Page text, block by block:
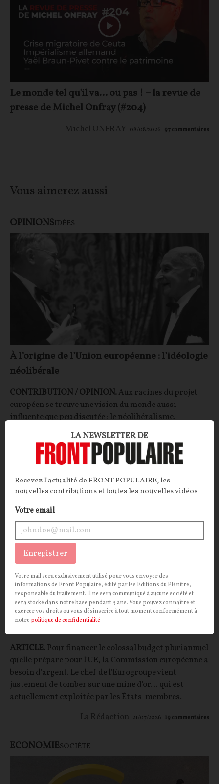
Le monde tel qu'il va… ou pas ! – la revue de
presse de Michel Onfray (#204)
Michel ONFRAY 08/08/2026 97commentaires
Vous aimerez aussi
OPINIONSIDÉES
À l’origine de l’Union européenne : l’idéologie
néolibérale
CONTRIBUTION / OPINION.Aux racines du projet
européen se trouve une vision du monde aussi
influente que peu discutée : le néolibéralisme.
Bruno Guillard
24/07/2026 11commentaires
INTERNATIONALTÉLÉCOMS
Comment l’Eurogroupe compte remplir les
coffres de Bruxelles
ARTICLE.Pour financer le colossal budget pluriannuel
qu'elle prépare pour l'UE, la Commission européenne a
besoin d'argent. Le chef de l'Eurogroupe vient
justement de tomber sur une mine d'or… qui est
actuellement exploitée par les États-membres.
La Rédaction 21/07/2026 19 commentaires
ECONOMIESOCIÉTÉ
LA NEWSLETTER DE
Recevez l'actualité de FRONT POPULAIRE, les
nouvelles contributions et toutes les nouvelles vidéos
Votre email
Enregistrer
Votre mail sera exclusivement utilisé pour vous envoyer des
informations de Front Populaire, édité par les Editions du Plénitre,
responsable du traitement. Il ne sera communiqué à aucune société et
sera stocké dans notre base pendant 3 ans. Vous pouvez connaître et
exercer vos droits ou vous désinscrire à tout moment conformément à
notre politique de confidentialité